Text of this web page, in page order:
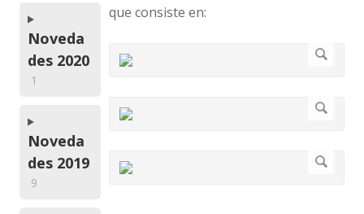
que consiste en:
Noveda
des 2020
1
Noveda
des 2019
9